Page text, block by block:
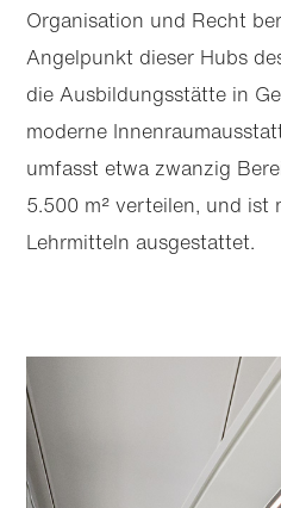
Organisation und Recht
Angelpunkt dieser Hubs
die Ausbildungsstätte in
moderne
umfasst etwa zwanzig
5.500 m² verteilen, und ist
Lehrmitteln ausgestattet.